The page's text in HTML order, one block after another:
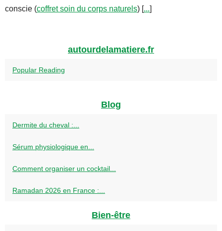
conscie (coffret soin du corps naturels) [...]
autourdelamatiere.fr
Popular Reading
Blog
Dermite du cheval :...
Sérum physiologique en...
Comment organiser un cocktail...
Ramadan 2026 en France :...
Bien-être